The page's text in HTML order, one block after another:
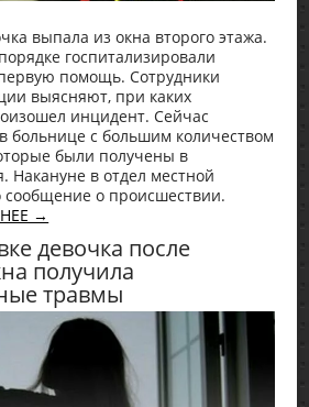
выпала из окна второго этажа.
госпитализировали
помощь. Сотрудники
выясняют, при каких
инцидент. Сейчас
больнице с большим количеством
были получены в
Накануне в отдел местной
сообщение о происшествии.
→
девочка после
получила
травмы